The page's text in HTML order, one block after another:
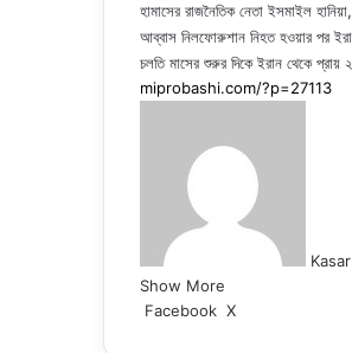
হামাসের রাজনৈতিক নেতা ইসমাইল
আব্বাস নিলফোরুশান নিহত হওয়ার পর
চলতি মাসের শুরুর দিকে ইরান থেকে প্রায়
Show More
Facebook X